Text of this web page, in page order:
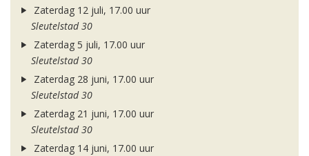
Zaterdag 12 juli, 17.00 uur
Sleutelstad 30
Zaterdag 5 juli, 17.00 uur
Sleutelstad 30
Zaterdag 28 juni, 17.00 uur
Sleutelstad 30
Zaterdag 21 juni, 17.00 uur
Sleutelstad 30
Zaterdag 14 juni, 17.00 uur